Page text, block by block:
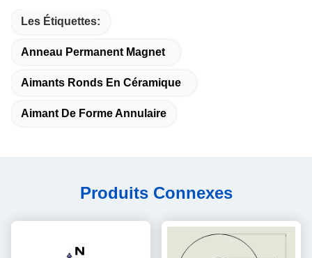
Les Étiquettes:
Anneau Permanent Magnet
Aimants Ronds En Céramique
Aimant De Forme Annulaire
Produits Connexes